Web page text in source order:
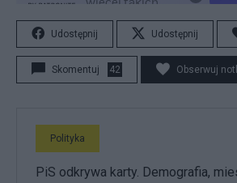
Udostępnij Udostępnij
Skomentuj 42 Obserwuj
Polityka
PiS odkrywa karty. Demografia,